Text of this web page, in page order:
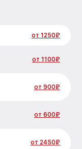
от 1250₽
от 1100₽
от 900₽
от 600₽
от 2450₽